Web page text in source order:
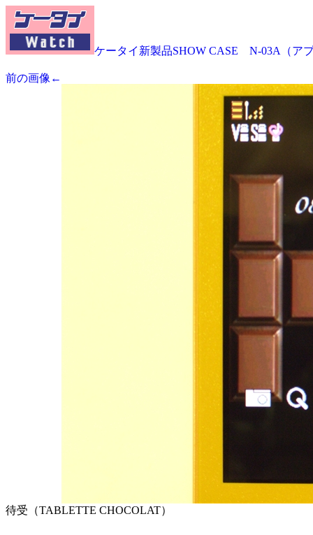
ケータイ新製品SHOW CASE N-03A（ア
前の画像←
待受（TABLETTE CHOCOLAT）